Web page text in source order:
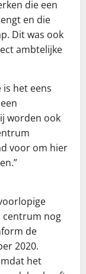
die een
en die
Dit was ook
ambtelijke
het eens
worden ook
voor om hier
centrum nog
de
2020.
het